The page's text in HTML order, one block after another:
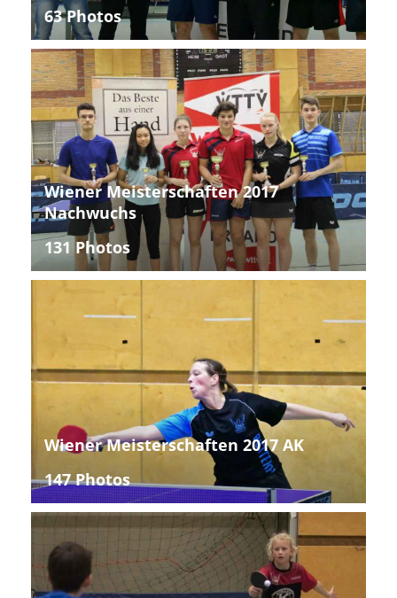
63 Photos
Wiener Meisterschaften 2017
Nachwuchs
131 Photos
Wiener Meisterschaften 2017 AK
147 Photos